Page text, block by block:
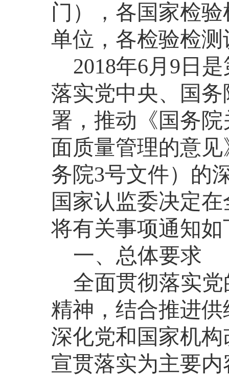
门），各国家检
单位，各检验检
2018年6月 9 日
落实党中央、国
署，推动《国务
面质量管理的意
务院3号文件）的
国家认监委决定
将有关事项通知如
一、总体要求
全面贯彻落实
精神，结合推进
深化党和国家机
宣贯落实为主要内